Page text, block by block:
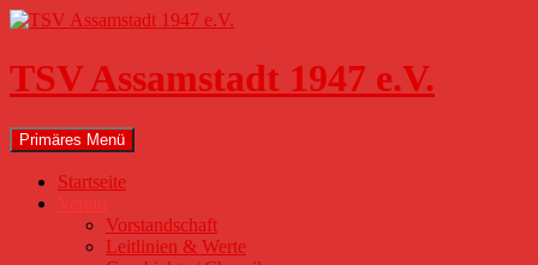
Zum
springen
TSV Assamstadt 1947 e.V.
Suchen
Primäres Menü
Startseite
Verein
Vorstandschaft
Leitlinien & Werte